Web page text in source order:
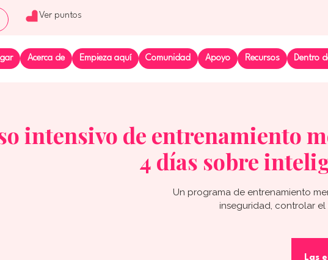
Acerca de Empieza aquí Comunidad Apoyo Recursos Dentro
Ver puntos
intensivo de entrenamiento
4 días sobre
Un programa de entrenamiento
inseguridad, controlar
Las